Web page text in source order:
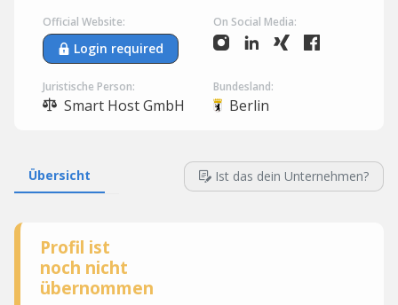
Official Website:
Login required
On Social Media:
Juristische Person:
Smart Host GmbH
Bundesland:
Berlin
Übersicht Ist das dein Unternehmen?
Profil ist
noch nicht
übernommen